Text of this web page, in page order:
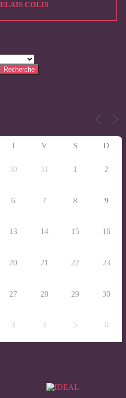
COLIS
Recherche
J V S D
30 31 1 2
6 7 8 9
13 14 15 16
20 21 22 23
27 28 29 30
3 4 5 6